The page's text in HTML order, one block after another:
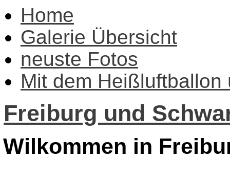
Home
Galerie Übersicht
neuste Fotos
Mit dem Heißluftballon
Freiburg und
Wilkommen in